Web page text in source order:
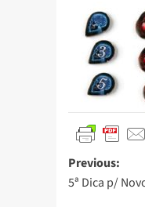
Previous:
5ª Dica p/